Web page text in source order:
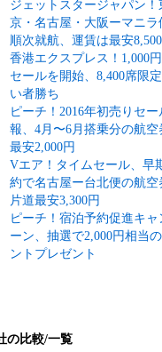
ジェットスタージャパン！
京・名古屋・大阪ーマニラ
順次就航、運賃は最安
香港エクスプレス！1,000
セールを開始、8,400席限
い者勝ち
ピーチ！2016年初売りセー
報、4月〜6月搭乗分の航空
最安2,000円
Vエア！タイムセール、早
約で名古屋ー台北便の航空
片道最安3,300円
ピーチ！宿泊予約促進キャ
ーン、抽選で2,000円相当
ントプレゼント
の比較/一覧